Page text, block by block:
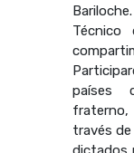
Técnico
países
través